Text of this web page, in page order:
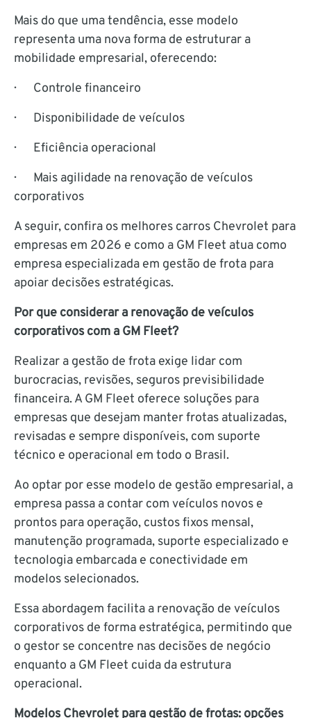
Mais do que uma tendência, esse modelo
representa uma nova forma de estruturar a
mobilidade empresarial, oferecendo:
· Controle financeiro
· Disponibilidade de veículos
· Eficiência operacional
· Mais agilidade na renovação de veículos
corporativos
A seguir, confira os melhores carros Chevrolet para
empresas em 2026 e como a GM Fleet atua como
empresa especializada em gestão de frota para
apoiar decisões estratégicas.
Por que considerar a renovação de veículos
corporativos com a GM Fleet?
Realizar a gestão de frota exige lidar com
burocracias, revisões, seguros previsibilidade
financeira. A GM Fleet oferece soluções para
empresas que desejam manter frotas atualizadas,
revisadas e sempre disponíveis, com suporte
técnico e operacional em todo o Brasil.
Ao optar por esse modelo de gestão empresarial, a
empresa passa a contar com veículos novos e
prontos para operação, custos fixos mensal,
manutenção programada, suporte especializado e
tecnologia embarcada e conectividade em
modelos selecionados.
Essa abordagem facilita a renovação de veículos
corporativos de forma estratégica, permitindo que
o gestor se concentre nas decisões de negócio
enquanto a GM Fleet cuida da estrutura
operacional.
Modelos Chevrolet para gestão de frotas: opções